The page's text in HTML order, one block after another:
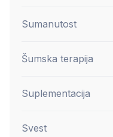
Sumanutost
Šumska terapija
Suplementacija
Svest